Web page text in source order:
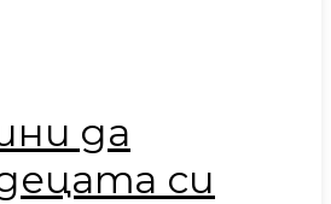
да
си